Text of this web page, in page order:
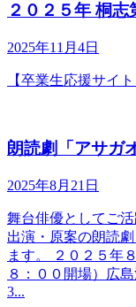
２０２５年 桐
2025年11月4日
【卒業生応援サイ
朗読劇「アサガ
2025年8月21日
舞台俳優としてご
出演・原案の朗読
ます。 ２０２５年
８：００開場）広
3...